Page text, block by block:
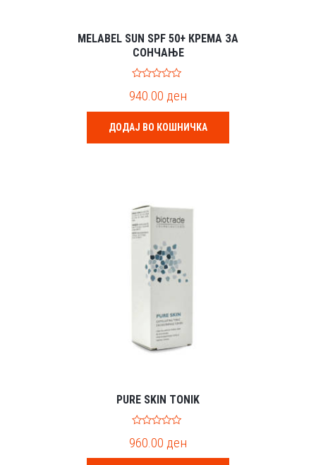
MELABEL SUN SPF 50+ КРЕМА ЗА
СОНЧАЊЕ
o
t
o
f
5
940.00 ден
ДОДАЈ ВО КОШНИЧКА
PURE SKIN TONIK
o
t
960.00 ден